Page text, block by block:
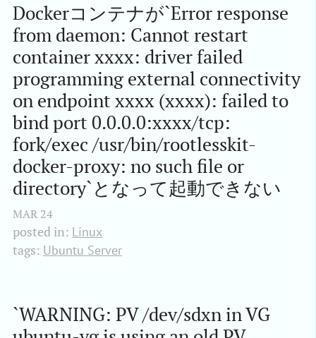
Dockerコンテナが`Error response
from daemon: Cannot restart
container xxxx: driver failed
programming external connectivity
on endpoint xxxx (xxxx): failed to
bind port 0.0.0.0:xxxx/tcp:
fork/exec /usr/bin/rootlesskit-
docker-proxy: no such file or
directory`となって起動できない
MAR 24
posted in: Linux
tags: Ubuntu Server
`WARNING: PV /dev/sdxn in VG